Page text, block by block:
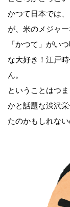
かつて日本では
が、米のメジャ
「かつて」がい
な大好き！江戸
ん。
ということはつ
かと話題な渋沢
たのかもしれな